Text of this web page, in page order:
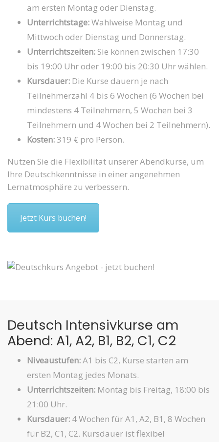
am ersten Montag oder Dienstag.
Unterrichtstage:Wahlweise Montag und
Mittwoch oder Dienstag und Donnerstag.
Unterrichtszeiten:Sie können zwischen 17:30
bis 19:00 Uhr oder 19:00 bis 20:30 Uhr wählen.
Kursdauer:Die Kurse dauern je nach
Teilnehmerzahl 4 bis 6 Wochen (6 Wochen bei
mindestens 4 Teilnehmern, 5 Wochen bei 3
Teilnehmern und 4 Wochen bei 2 Teilnehmern).
Kosten:319 € pro Person.
Nutzen Sie die Flexibilität unserer Abendkurse, um
Ihre Deutschkenntnisse in einer angenehmen
Lernatmosphäre zu verbessern.
Jetzt Kurs buchen!
Deutsch Intensivkurse am
Abend: A1, A2, B1, B2, C1, C2
Niveaustufen:A1 bis C2, Kurse starten am
ersten Montag jedes Monats.
Unterrichtszeiten:Montag bis Freitag, 18:00 bis
21:00 Uhr.
Kursdauer:4 Wochen für A1, A2, B1, 8 Wochen
für B2, C1, C2. Kursdauer ist flexibel